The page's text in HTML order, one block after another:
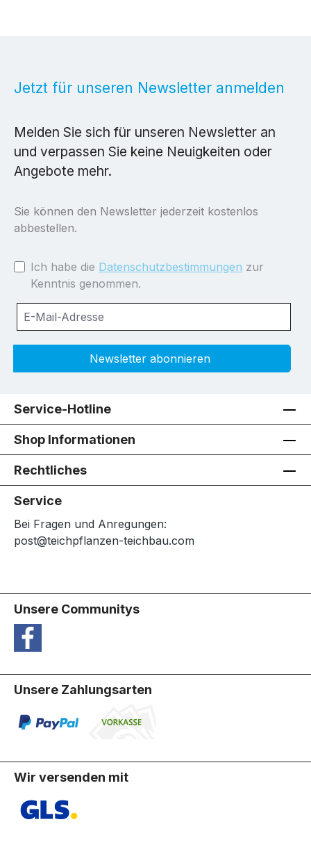
Jetzt für unseren Newsletter anmelden
Melden Sie sich für unseren Newsletter an
und verpassen Sie keine Neuigkeiten oder
Angebote mehr.
Sie können den Newsletter jederzeit kostenlos
abbestellen.
Ich habe die Datenschutzbestimmungen zur
Kenntnis genommen.
Newsletter abonnieren
Service-Hotline
Shop Informationen
Rechtliches
Service
Bei Fragen und Anregungen:
post@teichpflanzen-teichbau.com
Unsere Communitys
Unsere Zahlungsarten
Wir versenden mit